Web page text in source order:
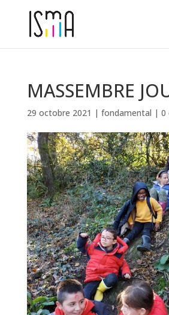
MASSEMBRE
29 octobre 2021 | fondamental | 0